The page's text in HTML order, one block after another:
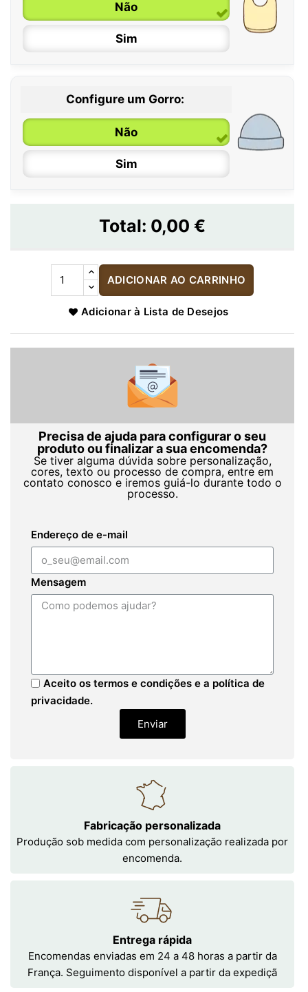
Não
Sim
Configure um Gorro:
Não
Sim
Total: 0,00 €
ADICIONAR AO CARRINHO
Adicionar à Lista de Desejos
Precisa de ajuda para configurar o seu
produto ou finalizar a sua encomenda?
Se tiver alguma dúvida sobre personalização,
cores, texto ou processo de compra, entre em
contato conosco e iremos guiá-lo durante todo o
processo.
Endereço de e-mail
Mensagem
Aceito os termos e condições e a política de
privacidade.
Enviar
Fabricação personalizada
Produção sob medida com personalização realizada por
encomenda.
Entrega rápida
Encomendas enviadas em 24 a 48 horas a partir da
França. Seguimento disponível a partir da expediçã